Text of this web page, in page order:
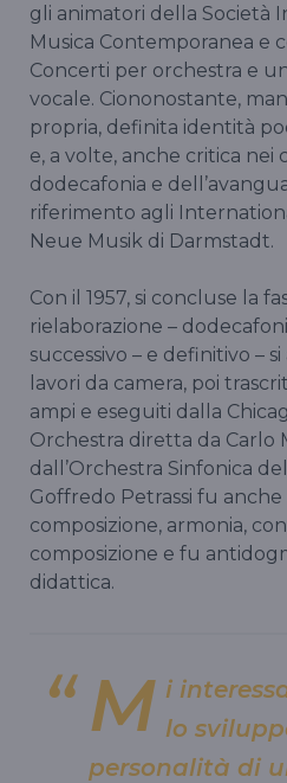
gli animatori della Società
Musica Contemporanea e
Concerti per orchestra e
vocale. Ciononostante,
propria, definita identità
e, a volte, anche critica nei
dodecafonia e
riferimento agli
Neue Musik di Darmstadt.
Con il 1957, si concluse la
rielaborazione –
successivo – e definitivo –
lavori da camera, poi
ampi e eseguiti dalla
Orchestra diretta da Carlo
dall’Orchestra Sinfonica
Goffredo Petrassi fu
composizione, armonia,
composizione e fu
didattica.
M i
lo
personalità di